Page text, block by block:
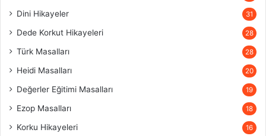
Dini Hikayeler 31
Dede Korkut Hikayeleri 28
Türk Masalları 28
Heidi Masalları 20
Değerler Eğitimi Masalları 19
Ezop Masalları 18
Korku Hikayeleri 16